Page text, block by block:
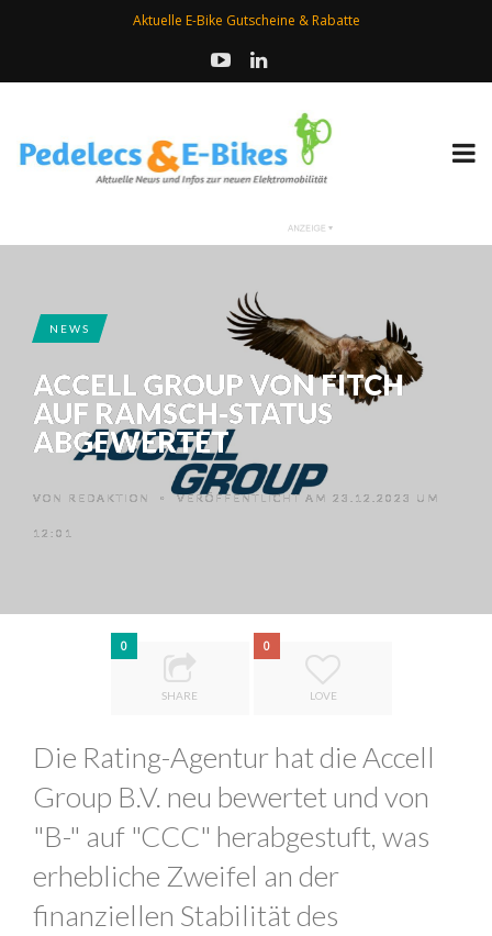
Aktuelle E-Bike Gutscheine & Rabatte
NEWS
ACCELL GROUP VON FITCH
AUF RAMSCH-STATUS
ABGEWERTET
VON REDAKTION • VERÖFFENTLICHT AM 23.12.2023 UM
12:01
0
SHARE
0
LOVE
Die Rating-Agentur hat die Accell
Group B.V. neu bewertet und von
"B-" auf "CCC" herabgestuft, was
erhebliche Zweifel an der
finanziellen Stabilität des